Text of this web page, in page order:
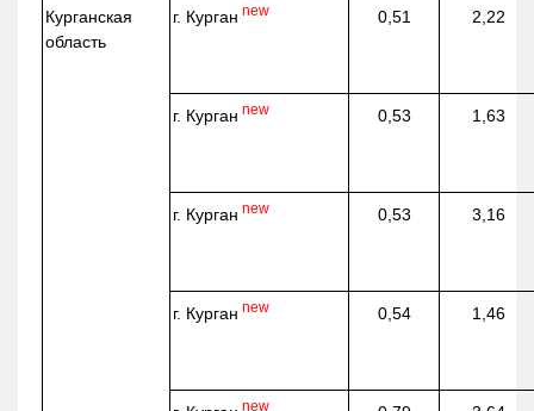
Курганская
область
г. Курган new 0,51 2,22
г. Курган new 0,53 1,63
г. Курган new 0,53 3,16
г. Курган new 0,54 1,46
new